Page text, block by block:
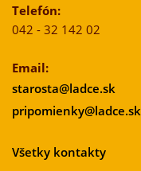
Telefón:
042 - 32 142 02
Email:
starosta@ladce.sk
pripomienky@ladce.sk
Všetky kontakty